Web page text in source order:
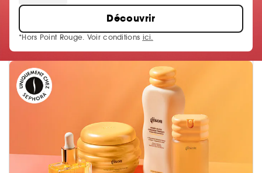
Découvrir
*Hors Point Rouge. Voir conditions ici.